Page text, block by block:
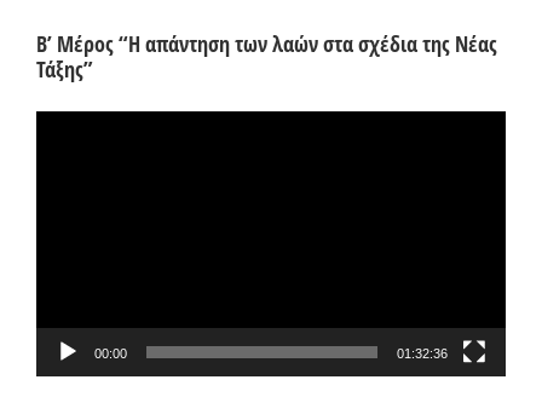
Β’ Μέρος “Η απάντηση των λαών στα σχέδια της Νέας
Τάξης”
00:00 01:32:36